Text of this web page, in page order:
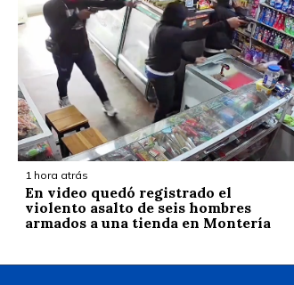
1 hora atrás
En video quedó registrado el
violento asalto de seis hombres
armados a una tienda en Montería